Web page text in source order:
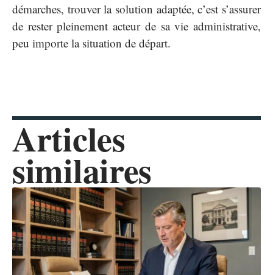
démarches, trouver la solution adaptée, c’est s’assurer
de rester pleinement acteur de sa vie administrative,
peu importe la situation de départ.
Articles
similaires